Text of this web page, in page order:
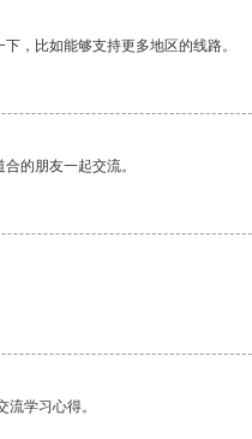
，比如能够支持更多地区的线路。
的朋友一起交流。
学习心得。